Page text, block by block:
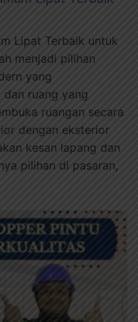
Lipat Terbaik untuk
menjadi pilihan
yang
ruang yang
ruangan secara
dengan eksterior
kesan lapang dan
pilihan di pasaran,